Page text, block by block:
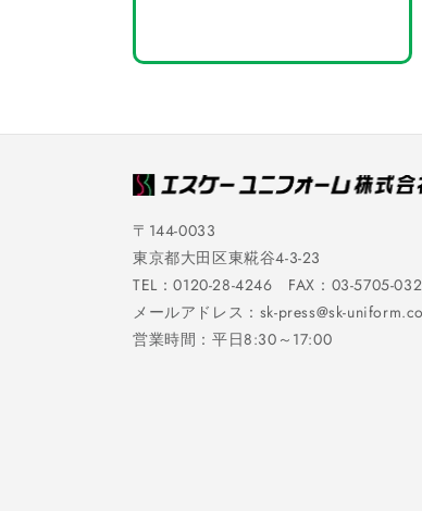
〒144-0033
東京都大田区東糀谷4-3-23
TEL：0120-28-4246 FAX：03-5705-
メールアドレス：sk-press@sk-
営業時間：平日8:30～17:00